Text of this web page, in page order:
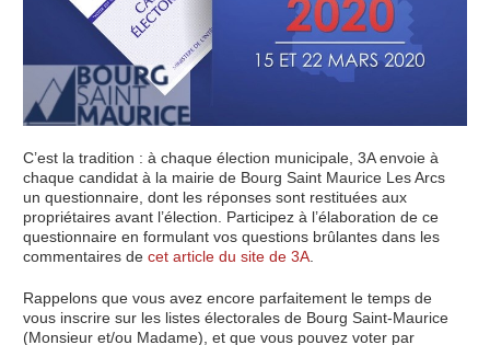
C’est la tradition : à chaque élection municipale, 3A envoie à
chaque candidat à la mairie de Bourg Saint Maurice Les Arcs
un questionnaire, dont les réponses sont restituées aux
propriétaires avant l’élection. Participez à l’élaboration de ce
questionnaire en formulant vos questions brûlantes dans les
commentaires decet article du site de 3A
Rappelons que vous avez encore parfaitement le temps de
vous inscrire sur les listes électorales de Bourg Saint-Maurice
(Monsieur et/ou Madame), et que vous pouvez voter par